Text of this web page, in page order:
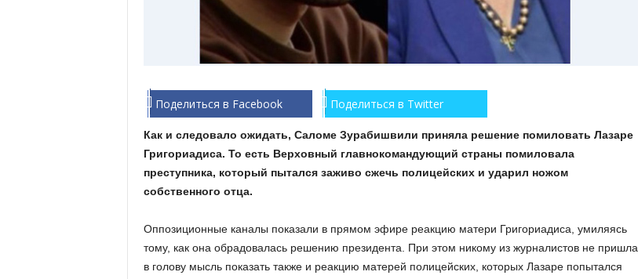
Поделиться в Facebook Поделиться в Twitter
Как и следовало ожидать, Саломе Зурабишвили приняла решение помиловать Лазаре
Григориадиса. То есть Верховный главнокомандующий страны помиловала
преступника, который пытался заживо сжечь полицейских и ударил ножом
собственного отца.
Оппозиционные каналы показали в прямом эфире реакцию матери Григориадиса, умиляясь
тому, как она обрадовалась решению президента. При этом никому из журналистов не пришла
в голову мысль показать также и реакцию матерей полицейских, которых Лазаре попытался